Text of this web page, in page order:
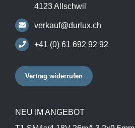
4123 Allschwil
verkauf@durlux.ch
+41 (0) 61 692 92 92
Vertrag widerrufen
NEU IM ANGEBOT